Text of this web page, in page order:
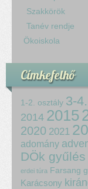
Szakkörök
Tanév rendje
Ökoiskola
Címkefelhő
1-2. osztály 3-
2014 2015
2020 2021
adomány
DÖk gyűlés
erdei túra Farsang
Karácsony